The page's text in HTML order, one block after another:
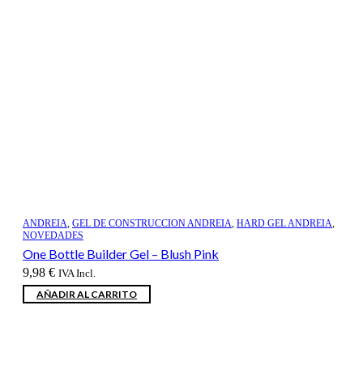
ANDREIA, GEL DE CONSTRUCCION ANDREIA, HARD GEL ANDREIA,
NOVEDADES
One Bottle Builder Gel – Blush Pink
9,98 € IVA Incl.
AÑADIR AL CARRITO